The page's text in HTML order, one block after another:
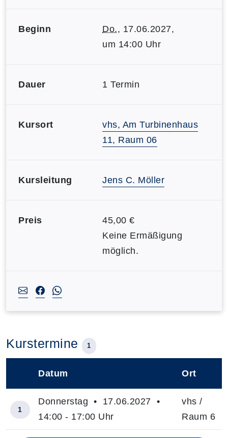
Beginn Do., 17.06.2027,
um 14:00 Uhr
Dauer 1 Termin
Kursort
vhs, Am Turbinenhaus
11, Raum 06
Kursleitung Jens C. Möller
Preis
45,00 €
Keine Ermäßigung
möglich.
Kurstermine 1
Datum Ort
1
Donnerstag • 17.06.2027 •
14:00 - 17:00 Uhr
vhs /
Raum 6